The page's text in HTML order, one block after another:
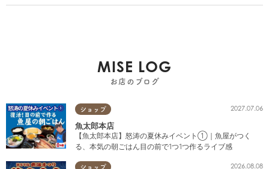
MISE LOG
お店のブログ
ショップ 2027.07.06
魚太郎本店
【魚太郎本店】怒涛の夏休みイベント①｜魚屋がつく
る、本気の朝ごはん目の前で1つ1つ作るライブ感
ショップ 2026.08.08